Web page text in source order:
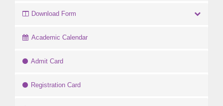
Download Form
Academic Calendar
Admit Card
Registration Card